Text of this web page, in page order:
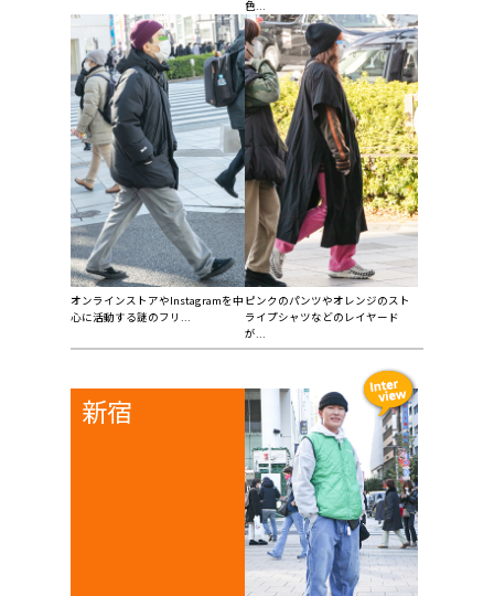
色...
オンラインストアやInstagramを中
心に活動する謎のフリ...
ピンクのパンツやオレンジのスト
ライプシャツなどのレイヤード
が...
新宿